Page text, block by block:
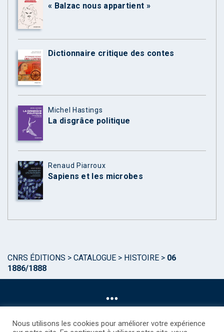
« Balzac nous appartient »
Dictionnaire critique des contes
Michel Hastings
La disgrâce politique
Renaud Piarroux
Sapiens et les microbes
CNRS ÉDITIONS > CATALOGUE > HISTOIRE > 06
1886/1888
Nous utilisons les cookies pour améliorer votre expérience